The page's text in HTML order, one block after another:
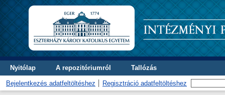
Nyitólap A repozitóriumról Tallózás
Bejelentkezés adatfeltöltéshez Regisztráció adatfeltöltéshez